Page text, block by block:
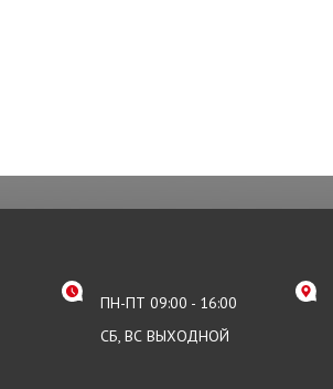
ПН-ПТ 09:00 - 16:00
СБ, ВС ВЫХОДНОЙ